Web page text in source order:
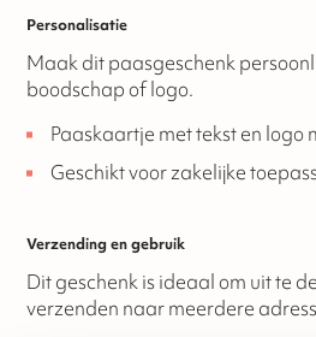
Personalisatie
Maak dit paasgeschenk
boodschap of logo.
Paaskaartje met tekst en logo
Geschikt voor zakelijke
Verzending en gebruik
Dit geschenk is ideaal om uit te
verzenden naar meerdere